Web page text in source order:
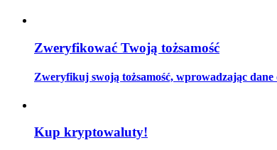
Przewodnik
Zweryfikować Twoją tożsamość
Zweryfikuj swoją tożsamość, wprowadzając dane
Kup kryptowaluty!